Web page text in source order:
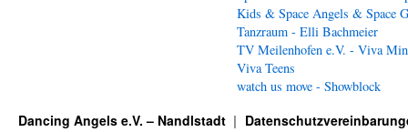
Kids & Space Angels & Space
Tanzraum - Elli Bachmeier
TV Meilenhofen e.V. - Viva
Viva Teens
watch us move - Showblock
Dancing Angels e.V. – Nandlstadt